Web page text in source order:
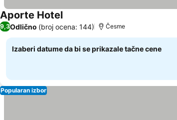
Aporte Hotel
9,3Odlično (broj ocena: 144) Česme
Izaberi datume da bi se prikazale tačne cene
Popularan izbor